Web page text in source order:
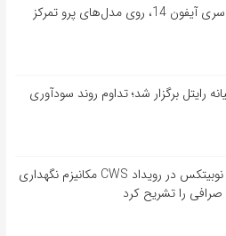
اپل در تولید اولیه سری آیفون 14، روی مدل‌های پرو تمرکز
رایتل برگزار شد؛ تداوم روند سودآوری
مدیر تیم بلاکچین نوبیتکس در رویداد CWS مکانیزم نگهداری
صرافی را تشریح کرد